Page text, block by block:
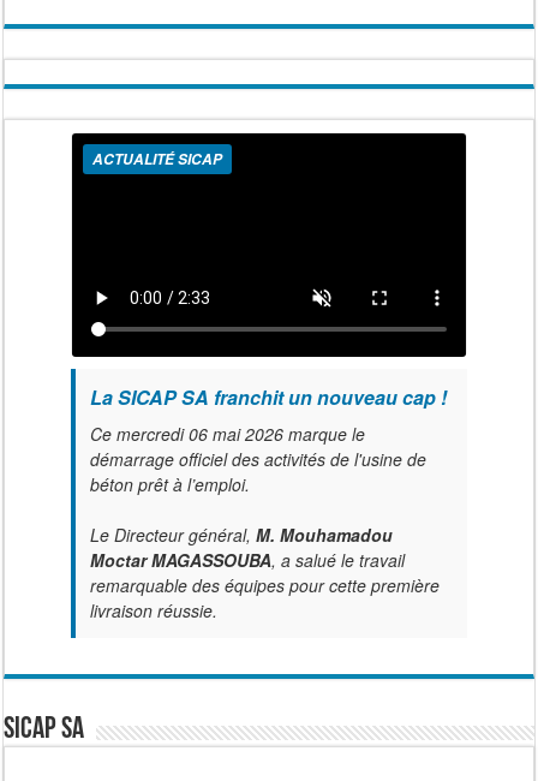
ACTUALITÉ SICAP
La SICAP SA franchit un nouveau cap !
Ce mercredi 06 mai 2026 marque le
démarrage officiel des activités de l'usine de
béton prêt à l’emploi.
Le Directeur général, M. Mouhamadou
Moctar MAGASSOUBA, a salué le travail
remarquable des équipes pour cette première
livraison réussie.
SICAP SA